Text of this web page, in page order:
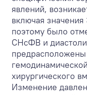
явлений,
включая
поэтому было
СНсФВ и
хирургического
Изменение